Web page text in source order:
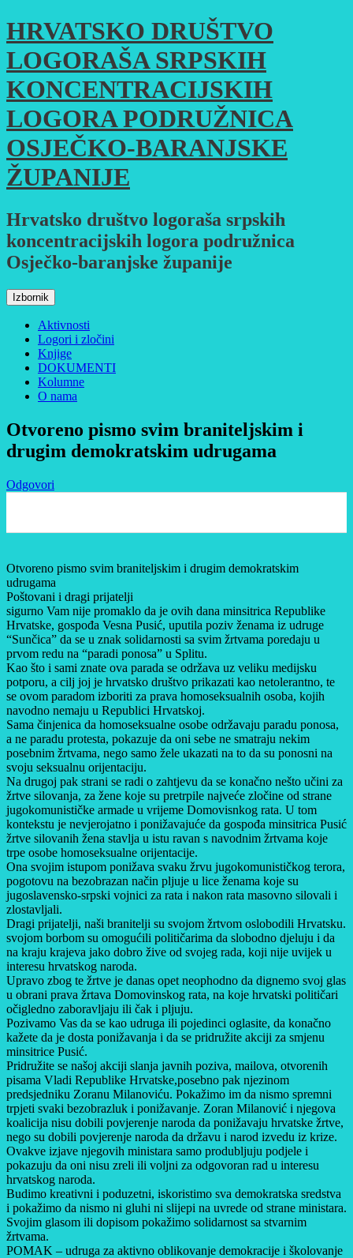
Skoči
do
sadržaja
HRVATSKO DRUŠTVO
LOGORAŠA SRPSKIH
KONCENTRACIJSKIH
LOGORA PODRUŽNICA
OSJEČKO-BARANJSKE
ŽUPANIJE
Hrvatsko društvo logoraša srpskih
koncentracijskih logora podružnica
Osječko-baranjske županije
Izbornik
Aktivnosti
Logori i zločini
Knjige
DOKUMENTI
Kolumne
O nama
Otvoreno pismo svim braniteljskim i
drugim demokratskim udrugama
Odgovori
Otvoreno pismo svim braniteljskim i drugim demokratskim
udrugama
Poštovani i dragi prijatelji
sigurno Vam nije promaklo da je ovih dana minsitrica Republike
Hrvatske, gospođa Vesna Pusić, uputila poziv ženama iz udruge
“Sunčica” da se u znak solidarnosti sa svim žrtvama poredaju u
prvom redu na “paradi ponosa” u Splitu.
Kao što i sami znate ova parada se održava uz veliku medijsku
potporu, a cilj joj je hrvatsko društvo prikazati kao netolerantno, te
se ovom paradom izboriti za prava homoseksualnih osoba, kojih
navodno nemaju u Republici Hrvatskoj.
Sama činjenica da homoseksualne osobe održavaju paradu ponosa,
a ne paradu protesta, pokazuje da oni sebe ne smatraju nekim
posebnim žrtvama, nego samo žele ukazati na to da su ponosni na
svoju seksualnu orijentaciju.
Na drugoj pak strani se radi o zahtjevu da se konačno nešto učini za
žrtve silovanja, za žene koje su pretrpile najveće zločine od strane
jugokomunističke armade u vrijeme Domovisnkog rata. U tom
kontekstu je nevjerojatno i ponižavajuće da gospođa minsitrica Pusić
žrtve silovanih žena stavlja u istu ravan s navodnim žrtvama koje
trpe osobe homoseksualne orijentacije.
Ona svojim istupom ponižava svaku žrvu jugokomunističkog terora,
pogotovu na bezobrazan način pljuje u lice ženama koje su
jugoslavensko-srpski vojnici za rata i nakon rata masovno silovali i
zlostavljali.
Dragi prijatelji, naši branitelji su svojom žrtvom oslobodili Hrvatsku.
svojom borbom su omogućili političarima da slobodno djeluju i da
na kraju krajeva jako dobro žive od svojeg rada, koji nije uvijek u
interesu hrvatskog naroda.
Upravo zbog te žrtve je danas opet neophodno da dignemo svoj glas
u obrani prava žrtava Domovinskog rata, na koje hrvatski političari
očigledno zaboravljaju ili čak i pljuju.
Pozivamo Vas da se kao udruga ili pojedinci oglasite, da konačno
kažete da je dosta ponižavanja i da se pridružite akciji za smjenu
minsitrice Pusić.
Pridružite se našoj akciji slanja javnih poziva, mailova, otvorenih
pisama Vladi Republike Hrvatske,posebno pak njezinom
predsjedniku Zoranu Milanoviću. Pokažimo im da nismo spremni
trpjeti svaki bezobrazluk i ponižavanje. Zoran Milanović i njegova
koalicija nisu dobili povjerenje naroda da ponižavaju hrvatske žrtve,
nego su dobili povjerenje naroda da državu i narod izvedu iz krize.
Ovakve izjave njegovih ministara samo produbljuju podjele i
pokazuju da oni nisu zreli ili voljni za odgovoran rad u interesu
hrvatskog naroda.
Budimo kreativni i poduzetni, iskoristimo sva demokratska sredstva
i pokažimo da nismo ni gluhi ni slijepi na uvrede od strane ministara.
Svojim glasom ili dopisom pokažimo solidarnost sa stvarnim
žrtvama.
POMAK – udruga za aktivno oblikovanje demokracije i školovanje